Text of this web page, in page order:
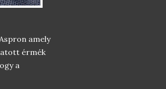
amely
érmék
a